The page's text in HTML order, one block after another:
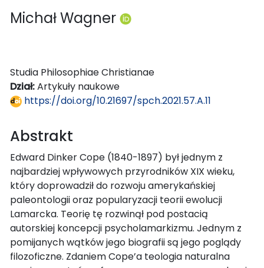
Michał Wagner
Studia Philosophiae Christianae
Dział:Artykuły naukowe
https://doi.org/10.21697/spch.2021.57.A.11
Abstrakt
Edward Dinker Cope (1840-1897) był jednym z
najbardziej wpływowych przyrodników XIX wieku,
który doprowadził do rozwoju amerykańskiej
paleontologii oraz popularyzacji teorii ewolucji
Lamarcka. Teorię tę rozwinął pod postacią
autorskiej koncepcji psycholamarkizmu. Jednym z
pomijanych wątków jego biografii są jego poglądy
filozoficzne. Zdaniem Cope’a teologia naturalna